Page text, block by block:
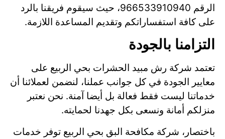
الرقم 966533910940، حيث سيقوم فريقنا بالرد
على كافة استفساراتكم وتقديم المساعدة اللازمة.
التزامنا بالجودة
تعتمد شركة رش مبيد الحشرات بحي الربيع على
معايير الجودة في كل جوانب عملنا، لنضمن لعملائنا أن
خدماتنا ليست فقط فعالة بل أيضا آمنة. نحن نعتبر
منزلكم أمانة ونسعى بكل جهدنا لحمايته.
باختصار، شركة مكافحة البق بحي الربيع توفر خدمات